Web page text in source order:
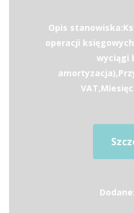
Opis
operacji
wyciągi